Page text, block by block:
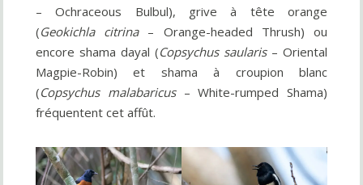
– Ochraceous Bulbul), grive à tête orange
(Geokichla citrina – Orange-headed Thrush) ou
encore shama dayal (Copsychus saularis– Oriental
Magpie-Robin) et shama à croupion blanc
(Copsychus malabaricus – White-rumped Shama)
fréquentent cet affût.